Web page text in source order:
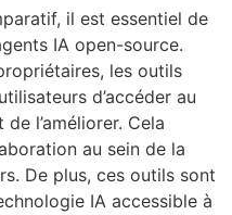
il est essentiel de
IA open-source.
les outils
d’accéder au
l’améliorer. Cela
au sein de la
De plus, ces outils sont
IA accessible à